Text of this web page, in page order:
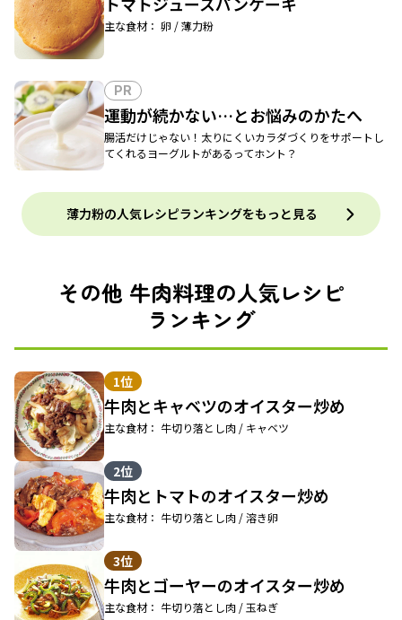
主な食材： 卵 / 薄力粉
PR
運動が続かない…とお悩みのかたへ
腸活だけじゃない！太りにくいカラダづくりをサポートし
てくれるヨーグルトがあるってホント？
薄力粉の人気レシピランキングをもっと見る
その他 牛肉料理の人気レシピ
ランキング
1位
牛肉とキャベツのオイスター炒め
主な食材： 牛切り落とし肉 / キャベツ
2位
牛肉とトマトのオイスター炒め
主な食材： 牛切り落とし肉 / 溶き卵
3位
牛肉とゴーヤーのオイスター炒め
主な食材： 牛切り落とし肉 / 玉ねぎ